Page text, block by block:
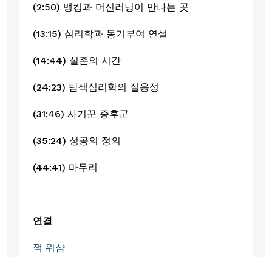
(2:50) 뱅킹과 머신러닝이 만나는 곳
(13:15) 심리학과 동기부여 연설
(14:44) 실존의 시간
(24:23) 탐색심리학의 실용성
(31:46) 사기꾼 증후군
(35:24) 성공의 정의
(44:41) 마무리
연결
잭 워샴